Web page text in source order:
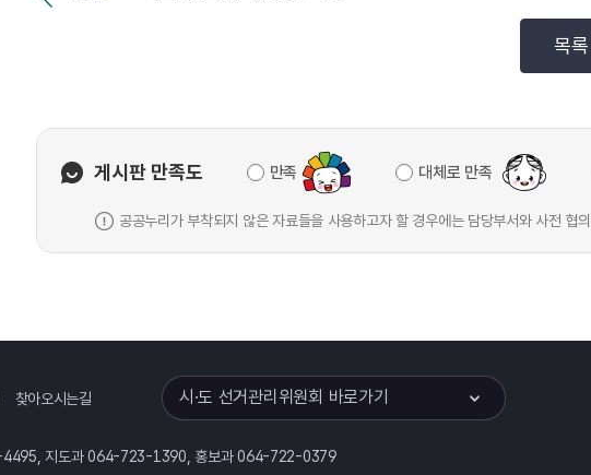
목록
게시판 만족도 만족 대체로 만족
공공누리가 부착되지 않은 자료들을 사용하고자 할 경우에는 담당부서와 사전 협
찾아오시는길 시·도 선거관리위원회 바로가기
지도과 064-723-1390, 홍보과 064-722-0379